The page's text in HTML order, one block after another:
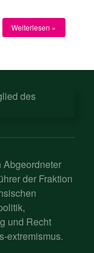
Weiterlesen »
Abgeordneter
der Fraktion
und Recht
extremismus.